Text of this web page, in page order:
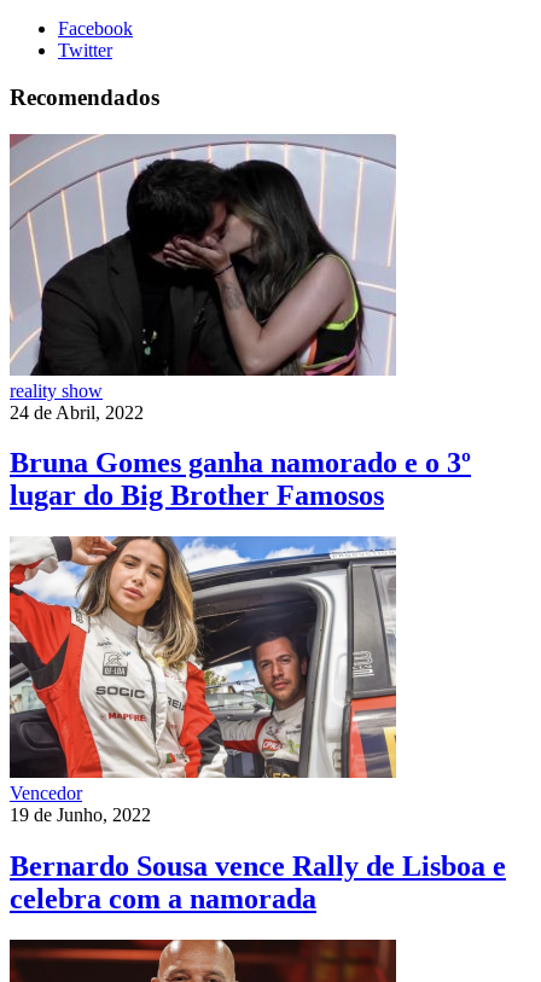
Facebook
Twitter
Recomendados
reality show
24 de Abril, 2022
Bruna Gomes ganha namorado e o 3º
lugar do Big Brother Famosos
Vencedor
19 de Junho, 2022
Bernardo Sousa vence Rally de Lisboa e
celebra com a namorada